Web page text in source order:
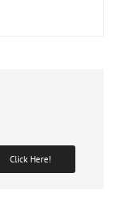
Click Here!